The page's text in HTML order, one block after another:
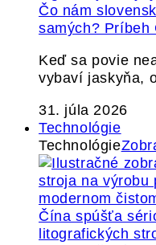
Čo nám
samých? Príbeh
Keď sa povie
vybaví jaskyňa,
31. júla 2026
Technológie
Technológie
Čína spúšťa
litografických